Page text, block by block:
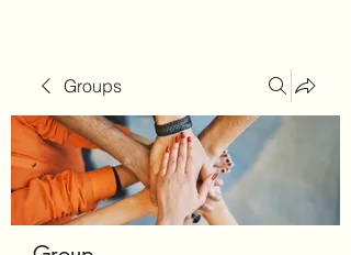
Groups